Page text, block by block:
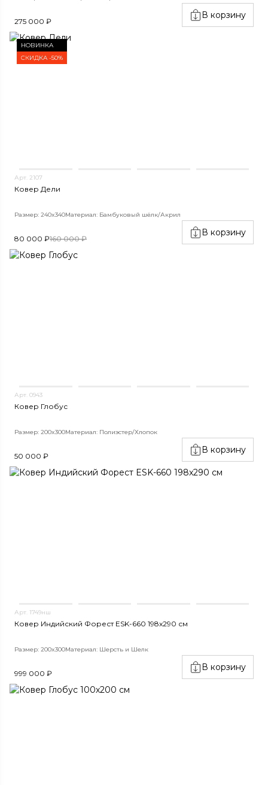
275 000 ₽
В корзину
НОВИНКА
СКИДКА -50%
Арт. 2107
Ковер Дели
Размер: 240x340Материал: Бамбуковый шёлк/Акрил
80 000 ₽160 000 ₽
В корзину
Арт. 0943
Ковер Глобус
Размер: 200x300Материал: Полиэстер/Хлопок
50 000 ₽
В корзину
Арт. 1749нш
Ковер Индийский Форест ESK-660 198x290 см
Размер: 200x300Материал: Шерсть и Шелк
999 000 ₽
В корзину